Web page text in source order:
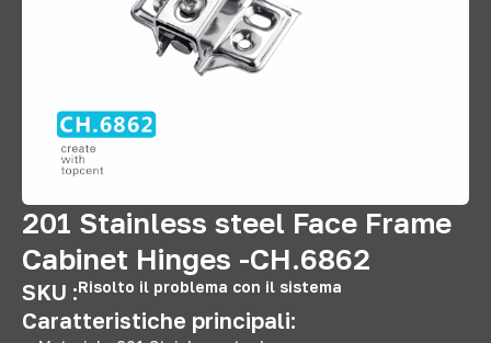
201 Stainless steel Face Frame
Cabinet Hinges -CH.6862
SKU :Risolto il problema con il sistema
Caratteristiche principali: